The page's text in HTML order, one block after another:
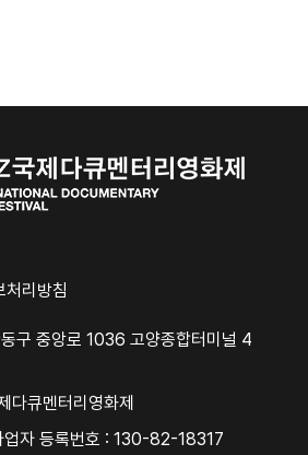
처리방침
구 중앙로 1036 고양종합터미널 4
다큐멘터리영화제
업자 등록번호 : 130-82-18317